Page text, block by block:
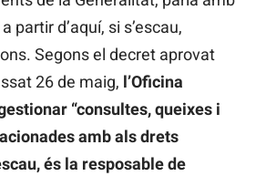
partir d’aquí, si s’escau,
Segons el decret aprovat
26 de maig, l’Oficina
“consultes, queixes i
amb als drets
és la resposable de